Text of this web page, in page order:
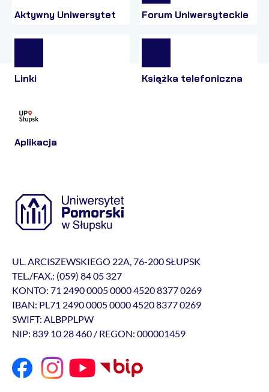
Aktywny Uniwersytet Forum Uniwersyteckie
Linki Książka telefoniczna
Aplikacja
UL. ARCISZEWSKIEGO 22A, 76-200 SŁUPSK
TEL./FAX.: (059) 84 05 327
KONTO: 71 2490 0005 0000 4520 8377 0269
IBAN: PL71 2490 0005 0000 4520 8377 0269
SWIFT: ALBPPLPW
NIP: 839 10 28 460 / REGON: 000001459